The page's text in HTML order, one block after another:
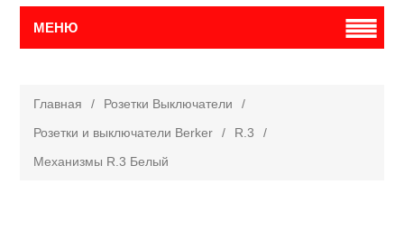
МЕНЮ
Главная / Розетки Выключатели
/
Розетки и выключатели Berker
/ R.3
/
Механизмы R.3 Белый